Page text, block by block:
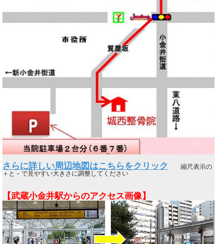
さらに詳しい周辺地図はこちらをクリック縮尺表示の
＋と－で見やすい大きさに調整してください
【武蔵小金井駅からのアクセス画像】